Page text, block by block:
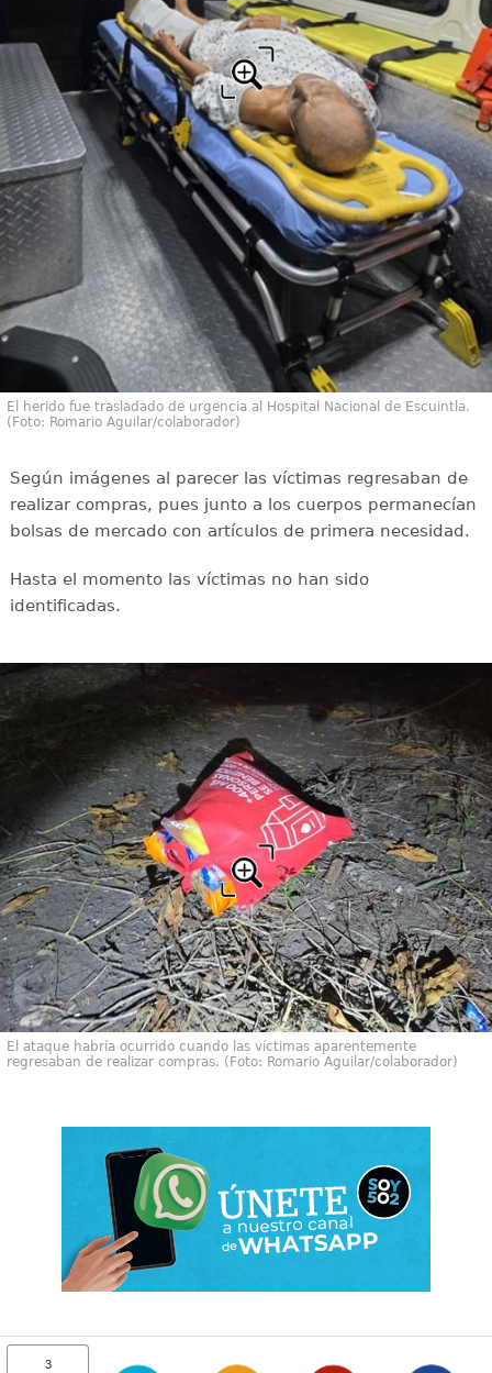
El herido fue trasladado de urgencia al Hospital Nacional de Escuintla.
(Foto: Romario Aguilar/colaborador)
Según imágenes al parecer las víctimas regresaban de
realizar compras, pues junto a los cuerpos permanecían
bolsas de mercado con artículos de primera necesidad.
Hasta el momento las víctimas no han sido
identificadas.
El ataque habría ocurrido cuando las víctimas aparentemente
regresaban de realizar compras. (Foto: Romario Aguilar/colaborador)
3